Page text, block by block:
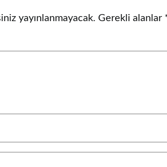
yayınlanmayacak. Gerekli alanlar